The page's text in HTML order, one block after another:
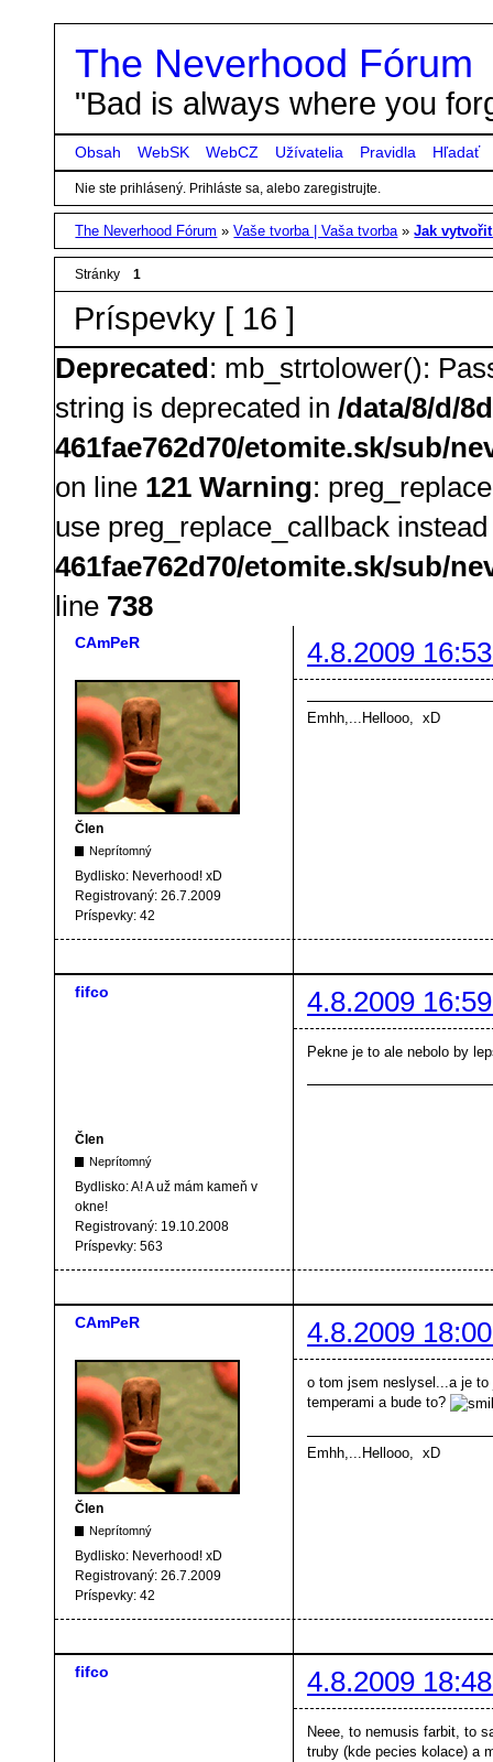
The Neverhood Fórum
"Bad is always where you
Obsah WebSK WebCZ Užívatelia Pravidla Hľadať
Nie ste prihlásený. Prihláste sa, alebo zaregistrujte.
The Neverhood Fórum »Vaše tvorba | Vaša tvorba »Jak
Stránky 1
Príspevky [ 16 ]
Deprecated: mb_strtolower():
string is deprecated in /data/8/d/
461fae762d70/etomite.sk/sub/
on line 121 Warning:
use preg_replace_callback
461fae762d70/etomite.sk/sub/
line 738
CAmPeR 4.8.2009
Člen
Neprítomný
Bydlisko: Neverhood! xD
Registrovaný: 26.7.2009
Príspevky: 42
Emhh,...Hellooo, xD
fifco 4.8.2009
Člen
Neprítomný
Bydlisko:A! A už mám kameň v
okne!
Registrovaný: 19.10.2008
Príspevky: 563
Pekne je to ale nebolo by
CAmPeR 4.8.2009
Člen
Neprítomný
Bydlisko: Neverhood! xD
Registrovaný: 26.7.2009
Príspevky: 42
o tom jsem neslysel...a je
temperami a bude to?
Emhh,...Hellooo, xD
fifco 4.8.2009
Neee, to nemusis farbit, to
truby (kde pecies kolace) a